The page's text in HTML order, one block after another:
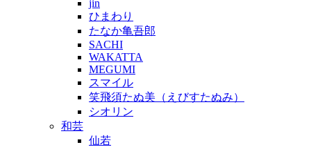
jin
ひまわり
たなか亀吾郎
SACHI
WAKATTA
MEGUMI
スマイル
笑飛須たぬ美（えびすたぬみ）
シオリン
和芸
仙若